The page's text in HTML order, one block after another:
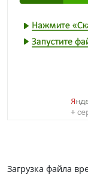
Загрузка файла